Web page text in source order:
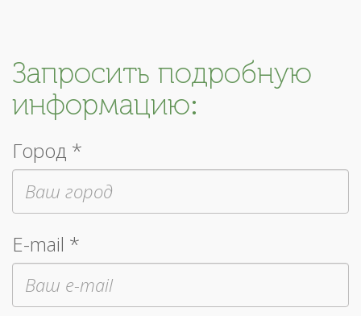
Запросить подробную
информацию:
Город *
E-mail *